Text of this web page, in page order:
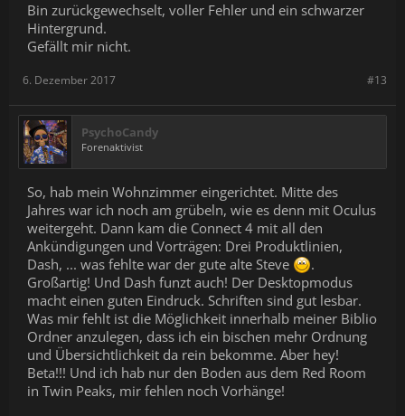
Bin zurückgewechselt, voller Fehler und ein schwarzer
Hintergrund.
Gefällt mir nicht.
#13
6. Dezember 2017
PsychoCandy
Forenaktivist
So, hab mein Wohnzimmer eingerichtet. Mitte des
Jahres war ich noch am grübeln, wie es denn mit Oculus
weitergeht. Dann kam die Connect 4 mit all den
Ankündigungen und Vorträgen: Drei Produktlinien,
Dash, ... was fehlte war der gute alte Steve
.
Großartig! Und Dash funzt auch! Der Desktopmodus
macht einen guten Eindruck. Schriften sind gut lesbar.
Was mir fehlt ist die Möglichkeit innerhalb meiner Biblio
Ordner anzulegen, dass ich ein bischen mehr Ordnung
und Übersichtlichkeit da rein bekomme. Aber hey!
Beta!!! Und ich hab nur den Boden aus dem Red Room
in Twin Peaks, mir fehlen noch Vorhänge!